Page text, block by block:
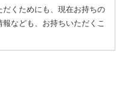
くためにも、現在お持ちの
なども、お持ちいただくこ